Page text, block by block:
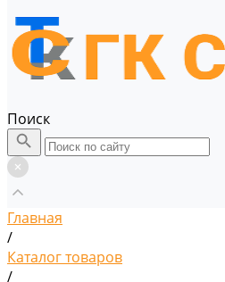
Поиск
Главная
/
Каталог товаров
/